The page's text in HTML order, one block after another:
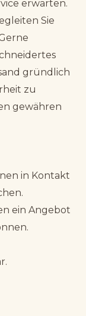
erwarten.
Sie
gründlich
zu
gewähren
in Kontakt
ein Angebot